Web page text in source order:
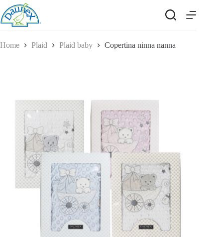
Salta
al
contenuto
Home Plaid Plaid baby Copertina ninna nanna